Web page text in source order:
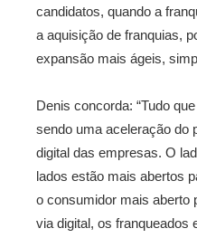
candidatos, quando a
a aquisição de franquias,
expansão mais ágeis,
Denis concorda: “Tudo
sendo uma aceleração do
digital das empresas. O
lados estão mais abertos
o consumidor mais aberto
via digital, os franqueados